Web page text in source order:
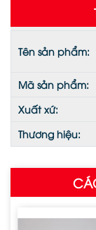
Tên sản phẩm:
Mã sản phẩm:
Xuất xứ:
Thương hiệu: